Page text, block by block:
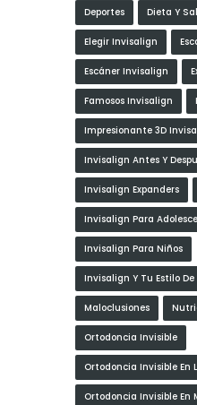
Deportes Dieta Y
Elegir Invisalign
Escáner Invisalign
Famosos Invisalign
Impresionante 3D
Invisalign Antes Y
Invisalign Expanders
Invisalign Para
Invisalign Para Niños
Invisalign Y Tu Estilo De
Maloclusiones
Ortodoncia Invisible
Ortodoncia Invisible En
Ortodoncia Invisible En